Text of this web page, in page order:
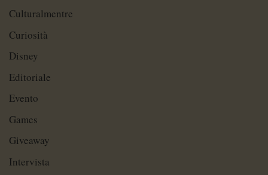
Culturalmentre
Curiosità
Disney
Editoriale
Evento
Games
Giveaway
Intervista